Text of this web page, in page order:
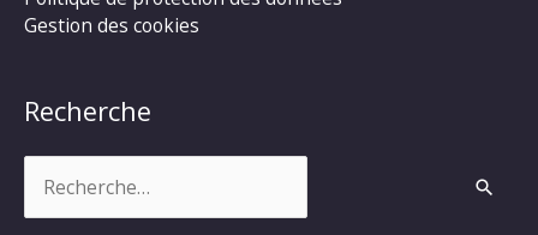
Gestion des cookies
Recherche